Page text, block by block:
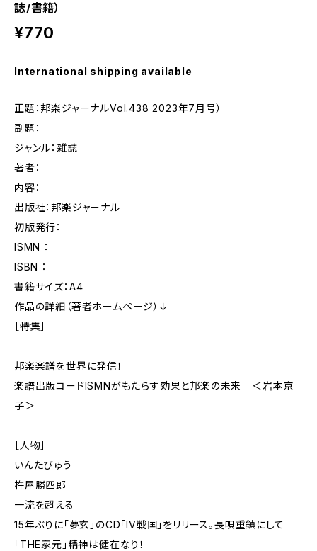
誌/書籍）
¥770
International shipping available
正題：邦楽ジャーナルVol.438 2023年7月号）
副題：
ジャンル：雑誌
著者：
内容：
出版社：邦楽ジャーナル
初版発行：
ISMN ：
ISBN ：
書籍サイズ：A4
作品の詳細（著者ホームページ）↓
［特集］
邦楽楽譜を世界に発信！
楽譜出版コードISMNがもたらす効果と邦楽の未来 ＜岩本京
子＞
［人物］
いんたびゅう
杵屋勝四郎
一流を超える
15年ぶりに「夢玄」のCD「IV戦国」をリリース。長唄重鎮にして
「THE家元」精神は健在なり！